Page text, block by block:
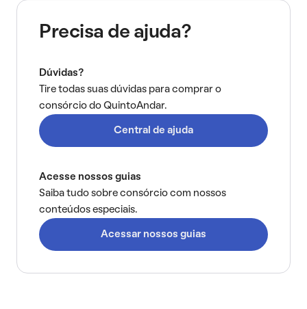
Precisa de ajuda?
Dúvidas?
Tire todas suas dúvidas para comprar o
consórcio do QuintoAndar.
Central de ajuda
Acesse nossos guias
Saiba tudo sobre consórcio com nossos
conteúdos especiais.
Acessar nossos guias